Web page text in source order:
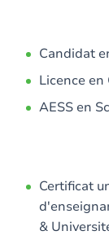
Candidat
Licence
AESS en
Certificat
&